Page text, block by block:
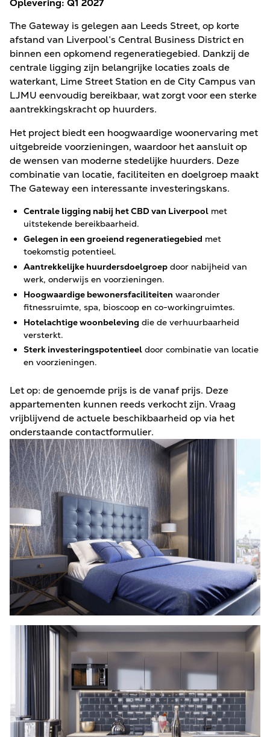
The Gateway is gelegen aan Leeds Street, op korte
afstand van Liverpool’s Central Business District en
binnen een opkomend regeneratiegebied. Dankzij de
centrale ligging zijn belangrijke locaties zoals de
waterkant, Lime Street Station en de City Campus van
LJMU eenvoudig bereikbaar, wat zorgt voor een sterke
aantrekkingskracht op huurders.
Het project biedt een hoogwaardige woonervaring met
uitgebreide voorzieningen, waardoor het aansluit op
de wensen van moderne stedelijke huurders. Deze
combinatie van locatie, faciliteiten en doelgroep maakt
The Gateway een interessante investeringskans.
Centrale ligging nabij het CBD van Liverpool met
uitstekende bereikbaarheid.
Gelegen in een groeiend regeneratiegebied met
toekomstig potentieel.
Aantrekkelijke huurdersdoelgroep door nabijheid van
werk, onderwijs en voorzieningen.
Hoogwaardige bewonersfaciliteiten waaronder
fitnessruimte, spa, bioscoop en co-workingruimtes.
Hotelachtige woonbeleving die de verhuurbaarheid
versterkt.
Sterk investeringspotentieel door combinatie van locatie
en voorzieningen.
Let op: de genoemde prijs is de vanaf prijs. Deze
appartementen kunnen reeds verkocht zijn. Vraag
vrijblijvend de actuele beschikbaarheid op via het
onderstaande contactformulier.